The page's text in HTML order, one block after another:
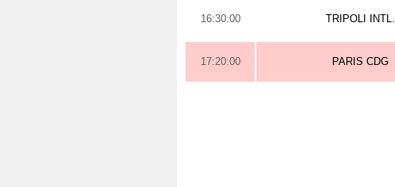
16:30:00 TRIPOLI INTL.
17:20:00 PARIS CDG